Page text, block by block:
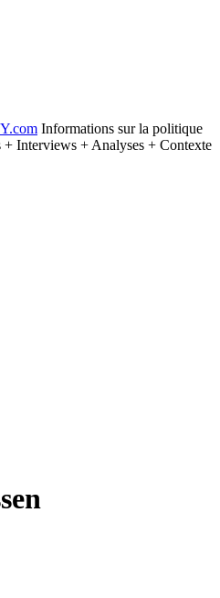
.com Informations sur la politique
+ Interviews + Analyses + Contexte